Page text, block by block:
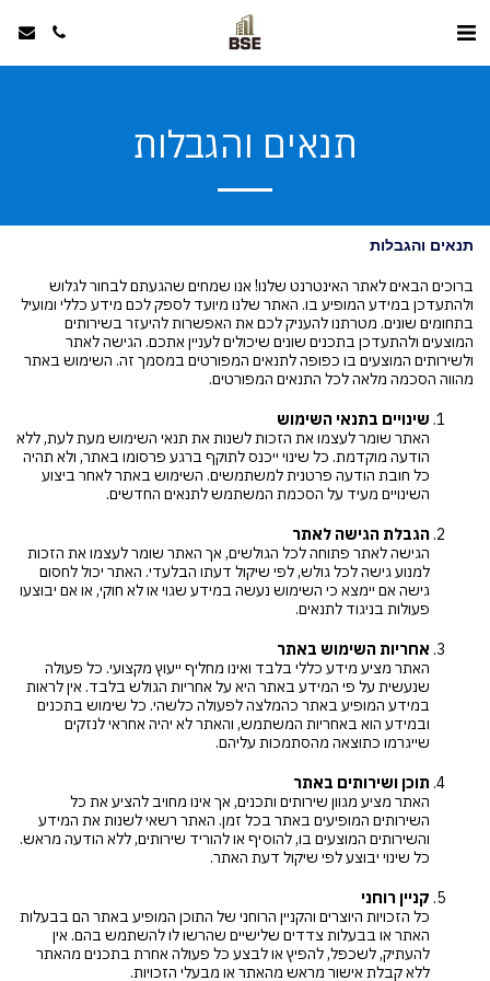
תנאים והגבלות
תנאים והגבלות
ברוכים הבאים לאתר האינטרנט שלנו! אנו שמחים שהגעתם לבחור לגלוש
ולהתעדכן במידע המופיע בו. האתר שלנו מיועד לספק לכם מידע כללי ומועיל
בתחומים שונים. מטרתנו להעניק לכם את האפשרות להיעזר בשירותים
המוצעים ולהתעדכן בתכנים שונים שיכולים לעניין אתכם. הגישה לאתר
ולשירותים המוצעים בו כפופה לתנאים המפורטים במסמך זה. השימוש באתר
מהווה הסכמה מלאה לכל התנאים המפורטים.
שינויים בתנאי השימוש
האתר שומר לעצמו את הזכות לשנות את תנאי השימוש מעת לעת, ללא
הודעה מוקדמת. כל שינוי ייכנס לתוקף ברגע פרסומו באתר, ולא תהיה
כל חובת הודעה פרטנית למשתמשים. השימוש באתר לאחר ביצוע
השינויים מעיד על הסכמת המשתמש לתנאים החדשים.
הגבלת הגישה לאתר
הגישה לאתר פתוחה לכל הגולשים, אך האתר שומר לעצמו את הזכות
למנוע גישה לכל גולש, לפי שיקול דעתו הבלעדי. האתר יכול לחסום
גישה אם יימצא כי השימוש נעשה במידע שגוי או לא חוקי, או אם יבוצעו
פעולות בניגוד לתנאים.
אחריות השימוש באתר
האתר מציע מידע כללי בלבד ואינו מחליף ייעוץ מקצועי. כל פעולה
שנעשית על פי המידע באתר היא על אחריות הגולש בלבד. אין לראות
במידע המופיע באתר כהמלצה לפעולה כלשהי. כל שימוש בתכנים
ובמידע הוא באחריות המשתמש, והאתר לא יהיה אחראי לנזקים
שייגרמו כתוצאה מהסתמכות עליהם.
תוכן ושירותים באתר
האתר מציע מגוון שירותים ותכנים, אך אינו מחויב להציע את כל
השירותים המופיעים באתר בכל זמן. האתר רשאי לשנות את המידע
והשירותים המוצעים בו, להוסיף או להוריד שירותים, ללא הודעה מראש.
כל שינוי יבוצע לפי שיקול דעת האתר.
קניין רוחני
כל הזכויות היוצרים והקניין הרוחני של התוכן המופיע באתר הם בבעלות
האתר או בבעלות צדדים שלישיים שהרשו לו להשתמש בהם. אין
להעתיק, לשכפל, להפיץ או לבצע כל פעולה אחרת בתכנים מהאתר
ללא קבלת אישור מראש מהאתר או מבעלי הזכויות.